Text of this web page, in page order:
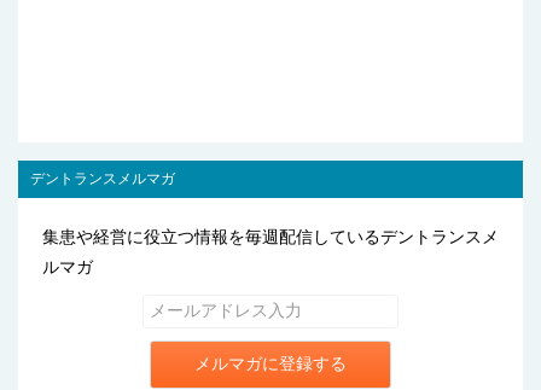
デントランスメルマガ
集患や経営に役立つ情報を毎週配信しているデントランスメ
ルマガ
メルマガに登録する